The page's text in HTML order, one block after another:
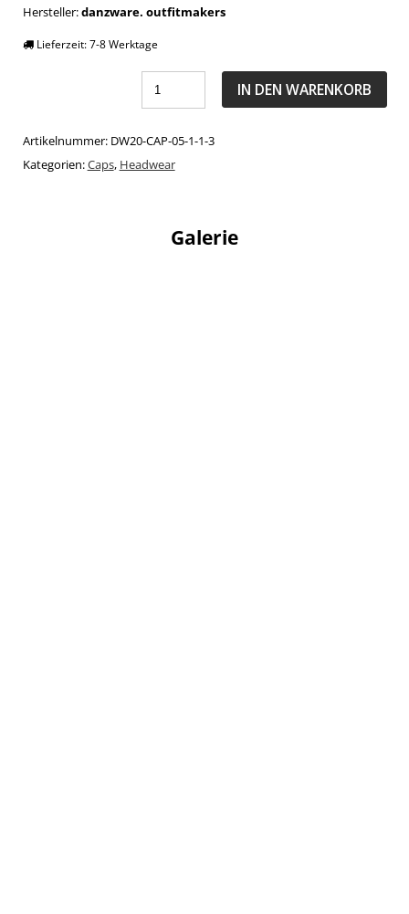
Hersteller:danzware. outfitmakers
Lieferzeit:7-8 Werktage
IN DEN WARENKORB
Artikelnummer: DW20-CAP-05-1-1-3
Kategorien:Caps, Headwear
Galerie